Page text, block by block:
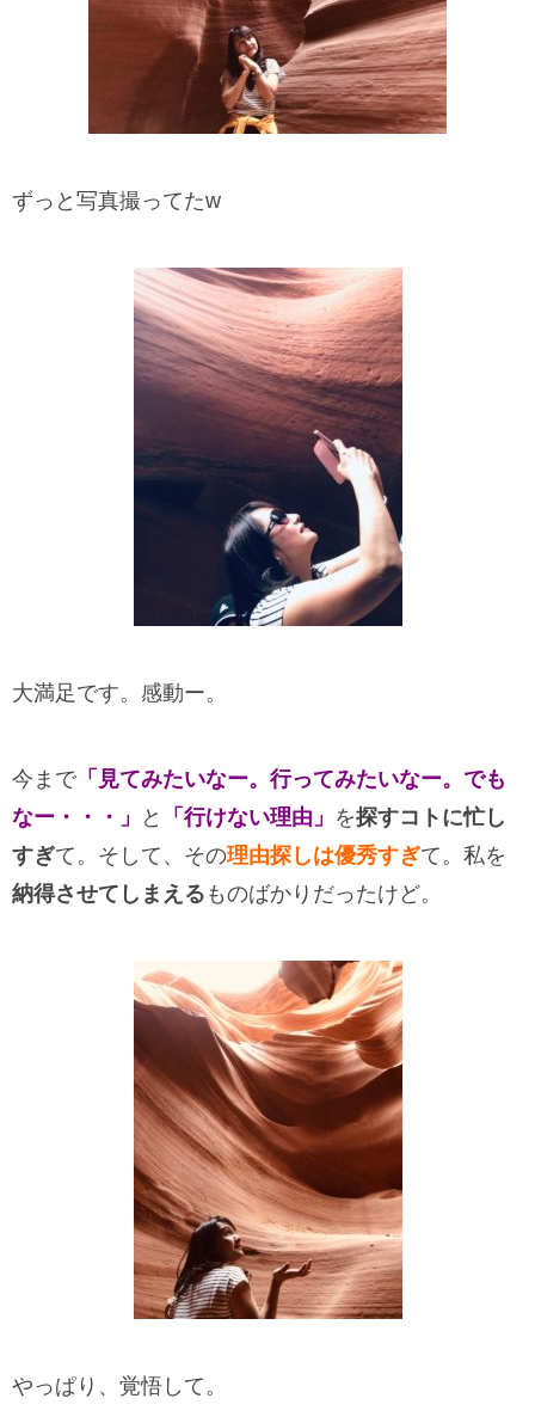
ずっと写真撮ってたw
大満足です。感動ー。
今まで「見てみたいなー。行ってみたいなー。でも
なー・・・」
と 「行けない理由」 を探すコトに忙し
すぎて。そして、その理由探しは優秀すぎて。私を
納得させてしまえる ものばかりだったけど。
やっぱり、覚悟して。